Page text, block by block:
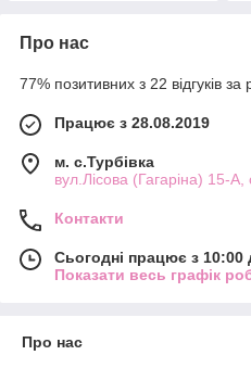
Про нас
77% позитивних з 22 відгуків за
Працює з 28.08.2019
м. с.Турбівка
вул.Лісова (Гагаріна) 15-А,
Контакти
Сьогодні працює з 10:00
Показати весь графік
Про нас